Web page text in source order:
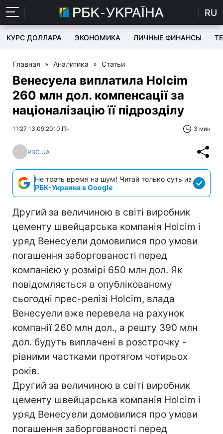
RU
КУРС ДОЛЛАРА ЭКОНОМИКА ЛИЧНЫЕ ФИНАНСЫ
Главная » Аналитика » Статьи
Венесуела виплатила Holcim
260 млн дол. компенсації за
націоналізацію її підрозділу
11:27 13.09.2010 Пн 3 мин
RBC.UA
Не трать время на шум! Читай только суть из
РБК-Украина в Google
Другий за величиною в світі виробник
цементу швейцарська компанія Holcim і
уряд Венесуели домовилися про умови
погашення заборгованості перед
компанією у розмірі 650 млн дол. Як
повідомляється в опублікованому
сьогодні прес-релізі Holcim, влада
Венесуели вже перевела на рахунок
компанії 260 млн дол., а решту 390 млн
дол. будуть виплачені в розстрочку -
рівними частками протягом чотирьох
років.
Другий за величиною в світі виробник
цементу швейцарська компанія Holcim і
уряд Венесуели домовилися про умови
погашення заборгованості перед